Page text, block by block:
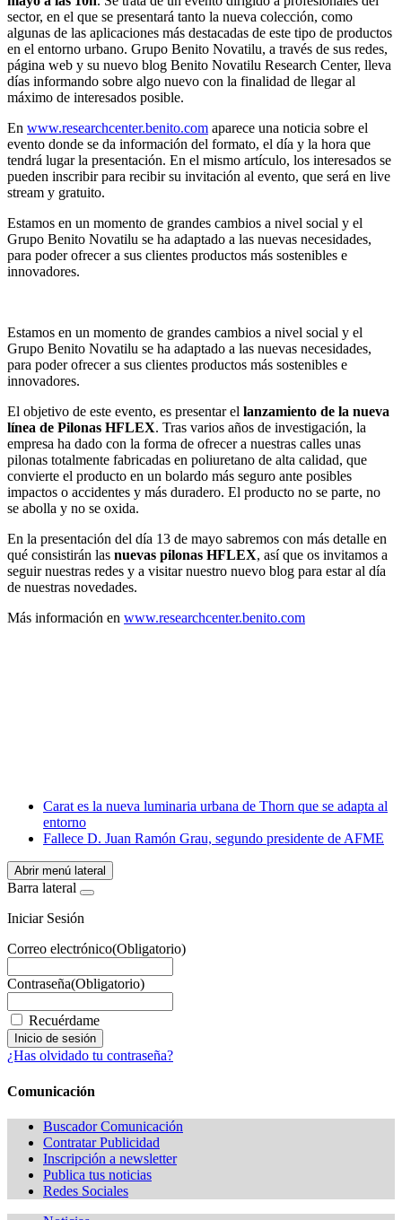
sector, en el que se presentará tanto la nueva colección, como
algunas de las aplicaciones más destacadas de este tipo de productos
en el entorno urbano. Grupo Benito Novatilu, a través de sus redes,
página web y su nuevo blog Benito Novatilu Research Center, lleva
días informando sobre algo nuevo con la finalidad de llegar al
máximo de interesados posible.
En www.researchcenter.benito.com aparece una noticia sobre el
evento donde se da información del formato, el día y la hora que
tendrá lugar la presentación. En el mismo artículo, los interesados se
pueden inscribir para recibir su invitación al evento, que será en live
stream y gratuito.
Estamos en un momento de grandes cambios a nivel social y el
Grupo Benito Novatilu se ha adaptado a las nuevas necesidades,
para poder ofrecer a sus clientes productos más sostenibles e
innovadores.
Estamos en un momento de grandes cambios a nivel social y el
Grupo Benito Novatilu se ha adaptado a las nuevas necesidades,
para poder ofrecer a sus clientes productos más sostenibles e
innovadores.
El objetivo de este evento, es presentar el lanzamiento de la nueva
línea de Pilonas HFLEX. Tras varios años de investigación, la
empresa ha dado con la forma de ofrecer a nuestras calles unas
pilonas totalmente fabricadas en poliuretano de alta calidad, que
convierte el producto en un bolardo más seguro ante posibles
impactos o accidentes y más duradero. El producto no se parte, no
se abolla y no se oxida.
En la presentación del día 13 de mayo sabremos con más detalle en
qué consistirán las nuevas pilonas HFLEX, así que os invitamos a
seguir nuestras redes y a visitar nuestro nuevo blog para estar al día
de nuestras novedades.
Más información en www.researchcenter.benito.com
WhatsApp
Carat es la nueva luminaria urbana de Thorn que se adapta al
entorno
Fallece D. Juan Ramón Grau, segundo presidente de AFME
Abrir menú lateral
Barra lateral
Iniciar Sesión
Correo electrónico(Obligatorio)
Contraseña(Obligatorio)
Recuérdame
¿Has olvidado tu contraseña?
Comunicación
Buscador Comunicación
Contratar Publicidad
Inscripción a newsletter
Publica tus noticias
Redes Sociales